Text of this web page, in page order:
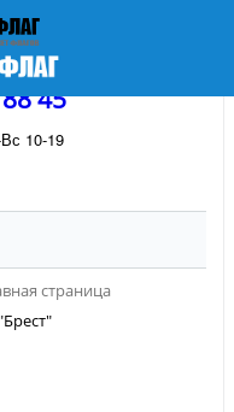
45
10-19
страница